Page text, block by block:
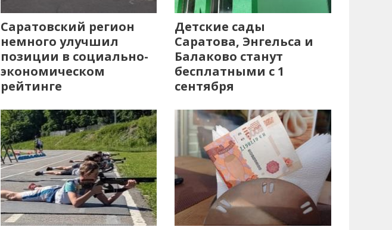
Саратовский регион
немного улучшил
позиции в социально-
экономическом
рейтинге
Детские сады
Саратова, Энгельса и
Балаково станут
бесплатными с 1
сентября